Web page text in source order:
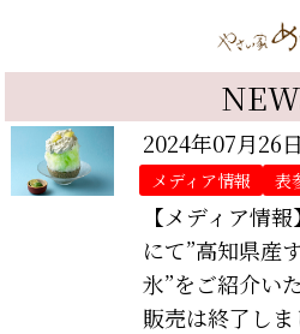
2024年07月26日
メディア情報 表
【メディア情
にて”高知県産
氷”をご紹介い
販売は終了しま